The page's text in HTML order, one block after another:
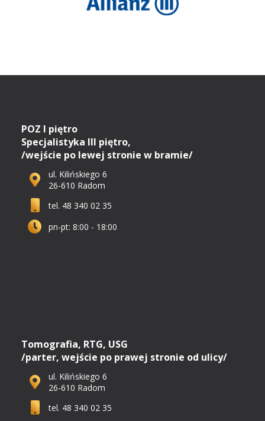
POZ I piętro
Specjalistyka III piętro,
/wejście po lewej stronie w bramie/
ul. Kilińskiego 6
26-610 Radom
tel. 48 340 02 35
pn-pt: 8:00 - 18:00
Tomografia, RTG, USG
/parter, wejście po prawej stronie od ulicy/
ul. Kilińskiego 6
26-610 Radom
tel. 48 340 02 35